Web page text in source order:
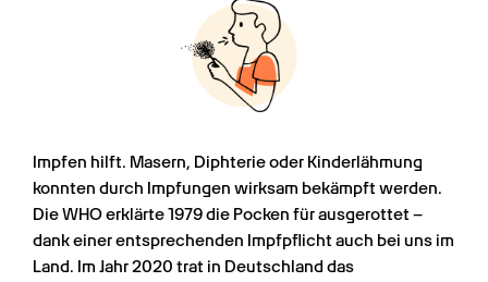
Impfen hilft. Masern, Diphterie oder Kinderlähmung
konnten durch Impfungen wirksam bekämpft werden.
Die WHO erklärte 1979 die Pocken für ausgerottet –
dank einer entsprechenden Impfpflicht auch bei uns im
Land. Im Jahr 2020 trat in Deutschland das